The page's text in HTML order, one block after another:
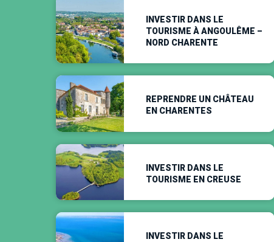
INVESTIR DANS LE
TOURISME À ANGOULÊME –
NORD CHARENTE
REPRENDRE UN CHÂTEAU
EN CHARENTES
INVESTIR DANS LE
TOURISME EN CREUSE
INVESTIR DANS LE